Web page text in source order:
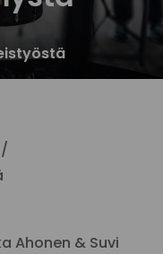
Ahonen & Suvi